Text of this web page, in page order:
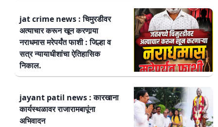
jat crime news : चिमुरडीवर
अत्याचार करून खून करणार्‍या
नराधमास मरेपर्यंत फाशी : जिल्हा व
सत्र न्यायाधीशांचा ऐतिहासिक
निकाल.
jayant patil news : कारखाना
कार्यस्थळावर राजारामबापूंना
अभिवादन